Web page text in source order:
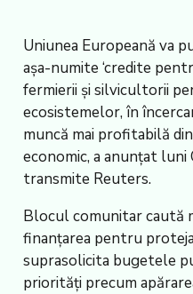
Uniunea Europeană va
așa-numite ‘credite
fermierii și silvicultorii
ecosistemelor, în
muncă mai profitabilă
economic, a anunțat luni
transmite Reuters.
Blocul comunitar caută
finanțarea pentru
suprasolicita bugetele
priorități precum